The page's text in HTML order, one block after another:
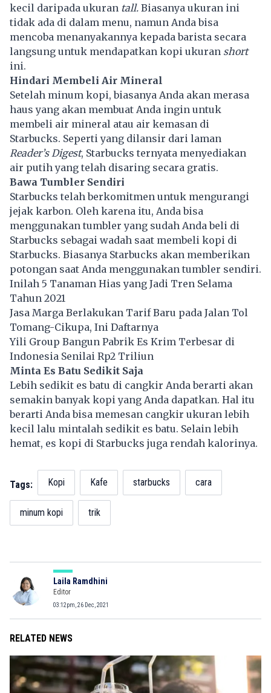
kecil daripada ukuran tall. Biasanya ukuran ini
tidak ada di dalam menu, namun Anda bisa
mencoba menanyakannya kepada barista secara
langsung untuk mendapatkan kopi ukuran short
ini.
Hindari Membeli Air Mineral
Setelah minum kopi, biasanya Anda akan merasa
haus yang akan membuat Anda ingin untuk
membeli air mineral atau air kemasan di
Starbucks. Seperti yang dilansir dari laman
Reader’s Digest, Starbucks ternyata menyediakan
air putih yang telah disaring secara gratis.
Bawa Tumbler Sendiri
Starbucks telah berkomitmen untuk mengurangi
jejak karbon. Oleh karena itu, Anda bisa
menggunakan tumbler yang sudah Anda beli di
Starbucks sebagai wadah saat membeli kopi di
Starbucks. Biasanya Starbucks akan memberikan
potongan saat Anda menggunakan tumbler sendiri.
Inilah 5 Tanaman Hias yang Jadi Tren Selama
Tahun 2021
Jasa Marga Berlakukan Tarif Baru pada Jalan Tol
Tomang-Cikupa, Ini Daftarnya
Yili Group Bangun Pabrik Es Krim Terbesar di
Indonesia Senilai Rp2 Triliun
Minta Es Batu Sedikit Saja
Lebih sedikit es batu di cangkir Anda berarti akan
semakin banyak kopi yang Anda dapatkan. Hal itu
berarti Anda bisa memesan cangkir ukuran lebih
kecil lalu mintalah sedikit es batu. Selain lebih
hemat, es kopi di Starbucks juga rendah kalorinya.
Tags: Kopi Kafe starbucks cara
minum kopi trik
Laila Ramdhini
Editor
03:12pm, 26 Dec, 2021
RELATED NEWS